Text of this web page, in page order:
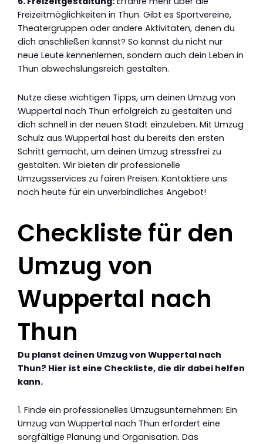
Freizeitmöglichkeiten in Thun. Gibt es Sportvereine,
Theatergruppen oder andere Aktivitäten, denen du
dich anschließen kannst? So kannst du nicht nur
neue Leute kennenlernen, sondern auch dein Leben in
Thun abwechslungsreich gestalten.
Nutze diese wichtigen Tipps, um deinen Umzug von
Wuppertal nach Thun erfolgreich zu gestalten und
dich schnell in der neuen Stadt einzuleben. Mit Umzug
Schulz aus Wuppertal hast du bereits den ersten
Schritt gemacht, um deinen Umzug stressfrei zu
gestalten. Wir bieten dir professionelle
Umzugsservices zu fairen Preisen. Kontaktiere uns
noch heute für ein unverbindliches Angebot!
Checkliste für den
Umzug von
Wuppertal nach
Thun
Du planst deinen Umzug von Wuppertal nach
Thun? Hier ist eine Checkliste, die dir dabei helfen
kann.
1. Finde ein professionelles Umzugsunternehmen: Ein
Umzug von Wuppertal nach Thun erfordert eine
sorgfältige Planung und Organisation. Das